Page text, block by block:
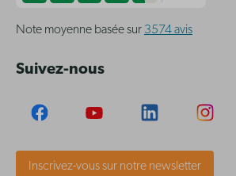
Note moyenne basée sur 3574 avis
Suivez-nous
Inscrivez-vous sur notre newsletter